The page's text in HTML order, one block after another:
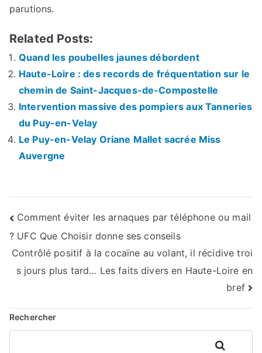
parutions.
Related Posts:
Quand les poubelles jaunes débordent
Haute-Loire : des records de fréquentation sur le
chemin de Saint-Jacques-de-Compostelle
Intervention massive des pompiers aux Tanneries
du Puy-en-Velay
Le Puy-en-Velay Oriane Mallet sacrée Miss
Auvergne
Navigation
de
l’article
Comment éviter les arnaques par téléphone ou mail
? UFC Que Choisir donne ses conseils
Contrôlé positif à la cocaïne au volant, il récidive troi
s jours plus tard… Les faits divers en Haute-Loire en
bref
Rechercher
Rechercher